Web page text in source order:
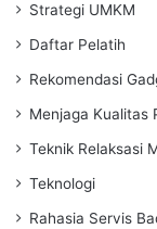
Strategi UMKM
Daftar Pelatih
Rekomendasi
Menjaga Kualitas
Teknik Relaksasi
Teknologi
Rahasia Servis